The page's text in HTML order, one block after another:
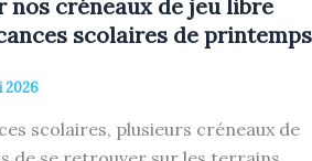
créneaux de jeu libre
scolaires de printemps
2026
scolaires, plusieurs créneaux de